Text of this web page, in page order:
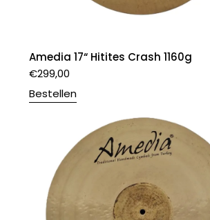
Amedia 17“ Hitites Crash 1160g
€299,00
Bestellen